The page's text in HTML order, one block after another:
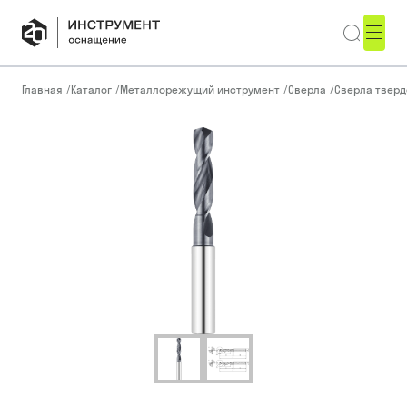
Главная /Каталог /Металлорежущий инструмент /Сверла /Сверла